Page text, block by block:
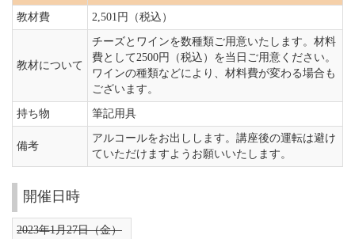
教材費 2,501円（税込）
教材について
チーズとワインを数種類ご用意いたします。材料
費として2500円（税込）を当日ご用意ください。
ワインの種類などにより、材料費が変わる場合も
ございます。
持ち物 筆記用具
備考
アルコールをお出しします。講座後の運転は避け
ていただけますようお願いいたします。
開催日時
2023年1月27日（金）